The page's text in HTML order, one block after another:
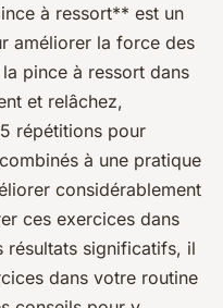
à ressort** est un
améliorer la force des
pince à ressort dans
et relâchez,
répétitions pour
à une pratique
considérablement
ces exercices dans
résultats significatifs, il
dans votre routine